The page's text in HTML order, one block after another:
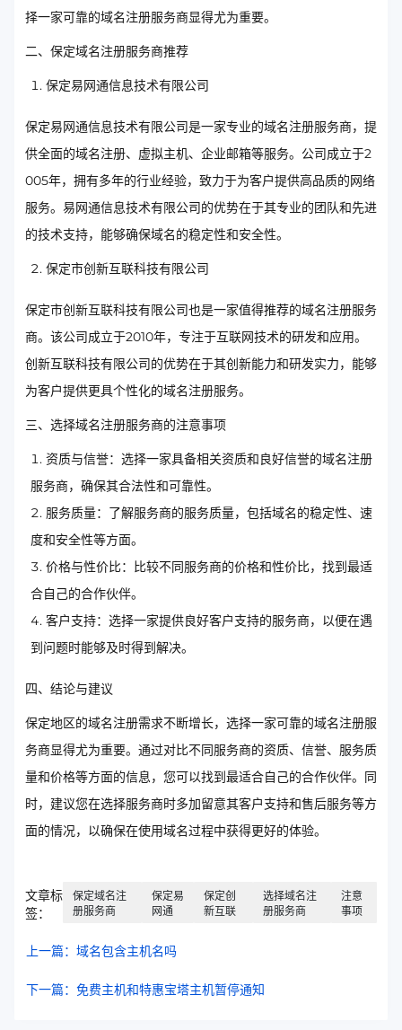
择一家可靠的域名注册服务商显得尤为重要。
二、保定域名注册服务商推荐
保定易网通信息技术有限公司
保定易网通信息技术有限公司是一家专业的域名注册服务商，提
供全面的域名注册、虚拟主机、企业邮箱等服务。公司成立于2
005年，拥有多年的行业经验，致力于为客户提供高品质的网络
服务。易网通信息技术有限公司的优势在于其专业的团队和先进
的技术支持，能够确保域名的稳定性和安全性。
保定市创新互联科技有限公司
保定市创新互联科技有限公司也是一家值得推荐的域名注册服务
商。该公司成立于2010年，专注于互联网技术的研发和应用。
创新互联科技有限公司的优势在于其创新能力和研发实力，能够
为客户提供更具个性化的域名注册服务。
三、选择域名注册服务商的注意事项
资质与信誉：选择一家具备相关资质和良好信誉的域名注册
服务商，确保其合法性和可靠性。
服务质量：了解服务商的服务质量，包括域名的稳定性、速
度和安全性等方面。
价格与性价比：比较不同服务商的价格和性价比，找到最适
合自己的合作伙伴。
客户支持：选择一家提供良好客户支持的服务商，以便在遇
到问题时能够及时得到解决。
四、结论与建议
保定地区的域名注册需求不断增长，选择一家可靠的域名注册服
务商显得尤为重要。通过对比不同服务商的资质、信誉、服务质
量和价格等方面的信息，您可以找到最适合自己的合作伙伴。同
时，建议您在选择服务商时多加留意其客户支持和售后服务等方
面的情况，以确保在使用域名过程中获得更好的体验。
文章标
签：
保定域名注
册服务商
保定易
网通
保定创
新互联
选择域名注
册服务商
注意
事项
上一篇：域名包含主机名吗
下一篇：免费主机和特惠宝塔主机暂停通知